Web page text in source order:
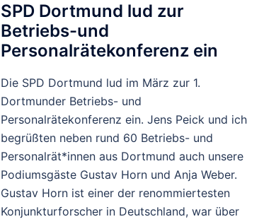
SPD Dortmund lud zur
Betriebs-und
Personalrätekonferenz ein
Die SPD Dortmund lud im März zur 1.
Dortmunder Betriebs- und
Personalrätekonferenz ein. Jens Peick und ich
begrüßten neben rund 60 Betriebs- und
Personalrät*innen aus Dortmund auch unsere
Podiumsgäste Gustav Horn und Anja Weber.
Gustav Horn ist einer der renommiertesten
Konjunkturforscher in Deutschland, war über